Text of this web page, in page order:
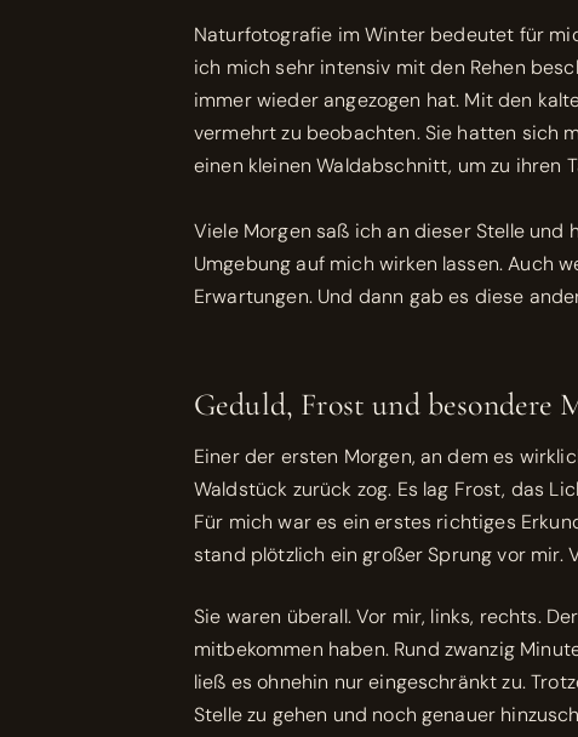
Naturfotografie im Winter bedeutet für
ich mich sehr intensiv mit den Rehen
immer wieder angezogen hat. Mit den
vermehrt zu beobachten. Sie hatten sich
einen kleinen Waldabschnitt, um zu ihren
Viele Morgen saß ich an dieser Stelle
Umgebung auf mich wirken lassen. Auch
Erwartungen. Und dann gab es diese
Geduld, Frost und besondere
Einer der ersten Morgen, an dem es
Waldstück zurück zog. Es lag Frost, das
Für mich war es ein erstes richtiges
stand plötzlich ein großer Sprung vor mir.
Sie waren überall. Vor mir, links, rechts.
mitbekommen haben. Rund zwanzig
ließ es ohnehin nur eingeschränkt zu.
Stelle zu gehen und noch genauer